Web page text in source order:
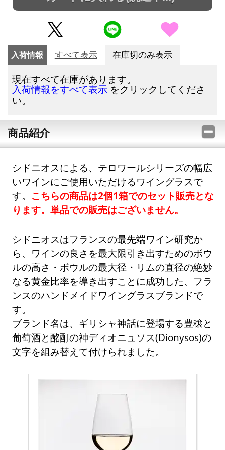
入荷情報 すべて表示 在庫切のみ表示
現在すべて在庫があります。
入荷情報をすべて表示 をクリックしてくださ
い。
商品紹介
シドニオスによる、テロワールシリーズの幅広
いワインにご使用いただけるワイングラスで
す。 こちらの商品は2個1箱でのセット販売とな
ります。単品での販売はございません。
シドニオスはフランスの最先端ワイン研究か
ら、ワインの良さを最大限引き出すためのボウ
ルの高さ・ボウルの最大径・リムの直径の絶妙
なる黄金比率を導き出すことに成功した、フラ
ンスのハンドメイドワイングラスブランドで
す。
ブランド名は、ギリシャ神話に登場する豊穣と
葡萄酒と酩酊の神ディオニュソス(Dionysos)の
文字を組み替えて付けられました。